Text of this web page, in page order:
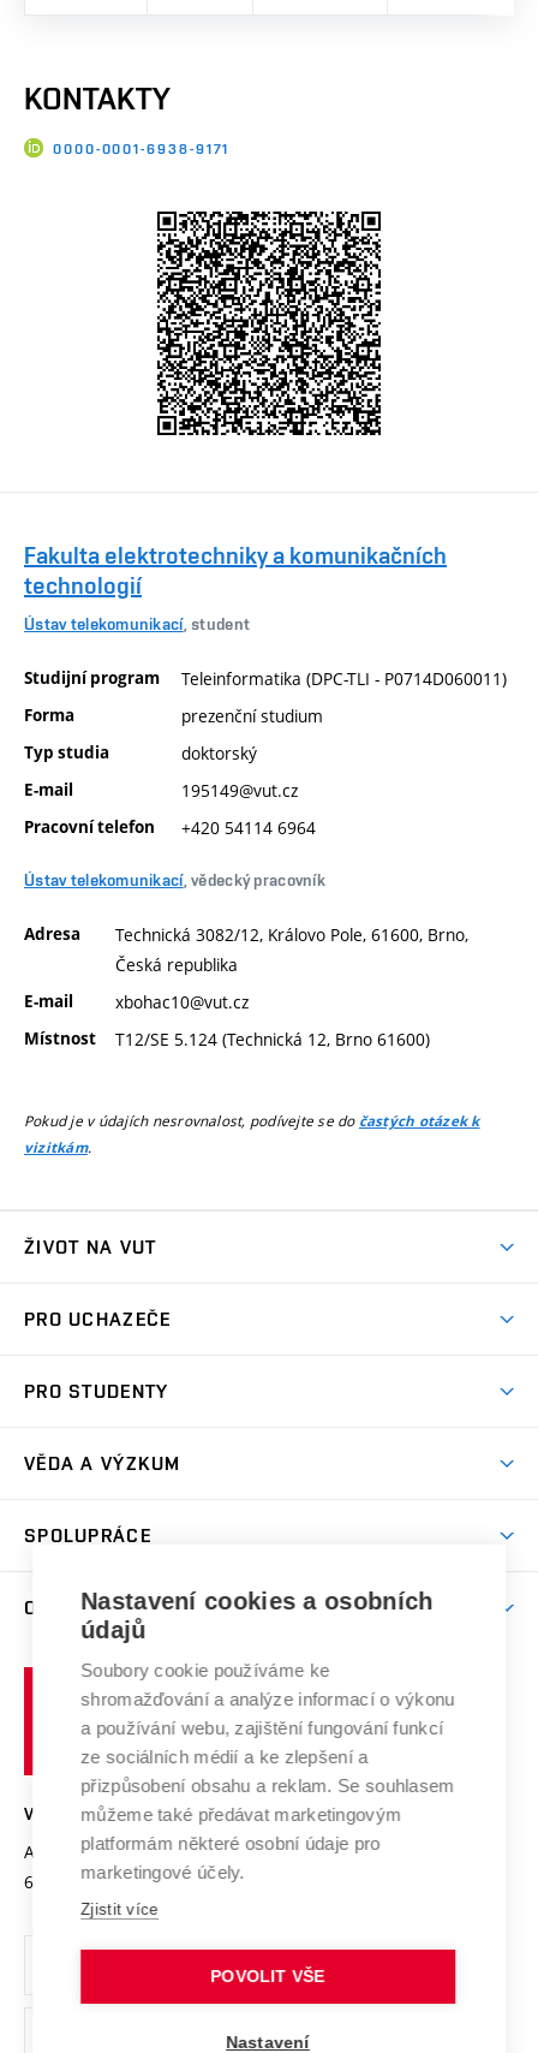
KONTAKTY
0000-0001-6938-9171
Fakulta elektrotechniky a komunikačních
technologií
Ústav telekomunikací, student
Studijní program Teleinformatika (DPC-TLI - P0714D060011)
Forma prezenční studium
Typ studia doktorský
E-mail 195149@vut.cz
Pracovní telefon +420 54114 6964
Ústav telekomunikací, vědecký pracovník
Adresa
Technická 3082/12, Královo Pole, 61600, Brno,
Česká republika
E-mail xbohac10@vut.cz
Místnost T12/SE 5.124 (Technická 12, Brno 61600)
Pokud je v údajích nesrovnalost, podívejte se do častých otázek k
vizitkám.
ŽIVOT NA VUT
Koleje
Sport na VUT
PRO UCHAZEČE
Dny otevřených dveří
Celoživotní vzdělávání
E-přihláška
PRO STUDENTY
Harmonogram akademického roku
Závěrečné práce
Doktorské studium
Zpracování osobních údajů studentů
Sociální bezpečí
Studium bez bariér
Podpora podnikání
VĚDA A VÝZKUM
Mezinárodní vědecká rada
Systém zajišťování kvality výzkumu
Výzkumné infrastruktury
Transfer znalostí
Open Science
Projekty
Projekty ze strukturálních fondů
Specifický výzkum
SPOLUPRÁCE
Zahraniční spolupráce
Spolupráce se školami
Služby univerzity
Mezinárodní dohody
Univerzitní sítě
O UNIVERZITĚ
Profil univerzity
Udržitelná univerzita
Podnikavá univerzita / ContriBUTe
Bezpečná univerzita
Vyznamenání
Organizační struktura
Ochrana osobních údajů
učení
technické
VYSOKÉ UČENÍ TECHNICKÉ V BRNĚ
Antonínská 548/1
602 00 Brno
www.vut.cz
vut@vutbr.cz
Nastavení cookies a osobních
údajů
Soubory cookie používáme ke
shromažďování a analýze informací o výkonu
a používání webu, zajištění fungování funkcí
ze sociálních médií a ke zlepšení a
přizpůsobení obsahu a reklam. Se souhlasem
můžeme také předávat marketingovým
platformám některé osobní údaje pro
marketingové účely.
Zjistit více
POVOLIT VŠE
Nastavení